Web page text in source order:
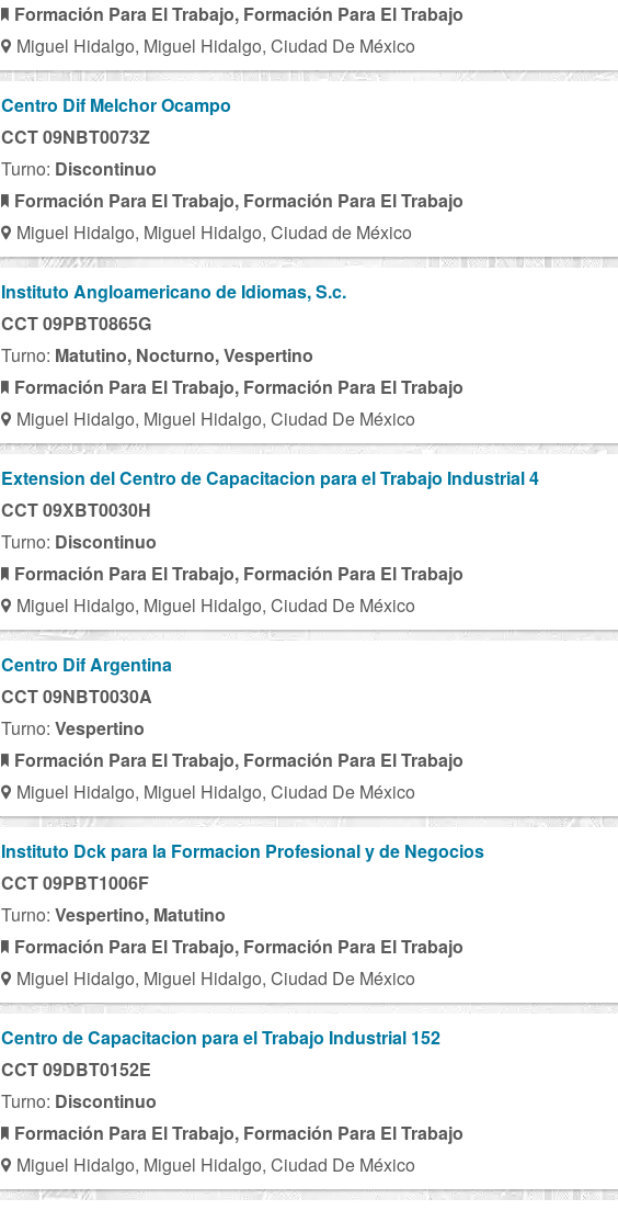
Formación Para El Trabajo, Formación Para El Trabajo
Miguel Hidalgo, Miguel Hidalgo, Ciudad De México
Centro Dif Melchor Ocampo
CCT 09NBT0073Z
Turno: Discontinuo
Formación Para El Trabajo, Formación Para El Trabajo
Miguel Hidalgo, Miguel Hidalgo, Ciudad de México
Instituto Angloamericano de Idiomas, S.c.
CCT 09PBT0865G
Turno: Matutino, Nocturno, Vespertino
Formación Para El Trabajo, Formación Para El Trabajo
Miguel Hidalgo, Miguel Hidalgo, Ciudad De México
Extension del Centro de Capacitacion para el Trabajo Industrial 4
CCT 09XBT0030H
Turno: Discontinuo
Formación Para El Trabajo, Formación Para El Trabajo
Miguel Hidalgo, Miguel Hidalgo, Ciudad De México
Centro Dif Argentina
CCT 09NBT0030A
Turno: Vespertino
Formación Para El Trabajo, Formación Para El Trabajo
Miguel Hidalgo, Miguel Hidalgo, Ciudad De México
Instituto Dck para la Formacion Profesional y de Negocios
CCT 09PBT1006F
Turno: Vespertino, Matutino
Formación Para El Trabajo, Formación Para El Trabajo
Miguel Hidalgo, Miguel Hidalgo, Ciudad De México
Centro de Capacitacion para el Trabajo Industrial 152
CCT 09DBT0152E
Turno: Discontinuo
Formación Para El Trabajo, Formación Para El Trabajo
Miguel Hidalgo, Miguel Hidalgo, Ciudad De México